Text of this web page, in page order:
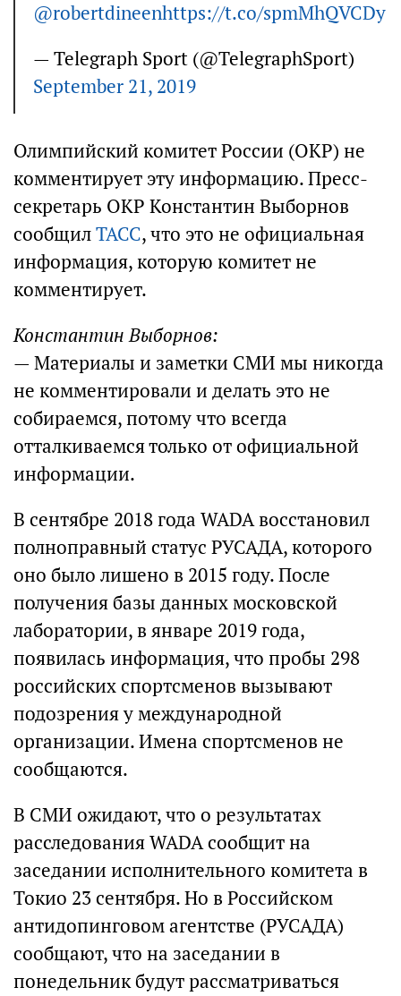
@robertdineenhttps://t.co/spmMhQVCDy
— Telegraph Sport (@TelegraphSport)
September 21, 2019
Олимпийский комитет России (ОКР) не
комментирует эту информацию. Пресс-
секретарь ОКР Константин Выборнов
сообщилТАСС, что это не официальная
информация, которую комитет не
комментирует.
Константин Выборнов:
— Материалы и заметки СМИ мы никогда
не комментировали и делать это не
собираемся, потому что всегда
отталкиваемся только от официальной
информации.
В сентябре 2018 года WADA восстановил
полноправный статус РУСАДА, которого
оно было лишено в 2015 году. После
получения базы данных московской
лаборатории, в январе 2019 года,
появилась информация, что пробы 298
российских спортсменов вызывают
подозрения у международной
организации. Имена спортсменов не
сообщаются.
В СМИ ожидают, что о результатах
расследования WADA сообщит на
заседании исполнительного комитета в
Токио 23 сентября. Но в Российском
антидопинговом агентстве (РУСАДА)
сообщают, что на заседании в
понедельник будут рассматриваться